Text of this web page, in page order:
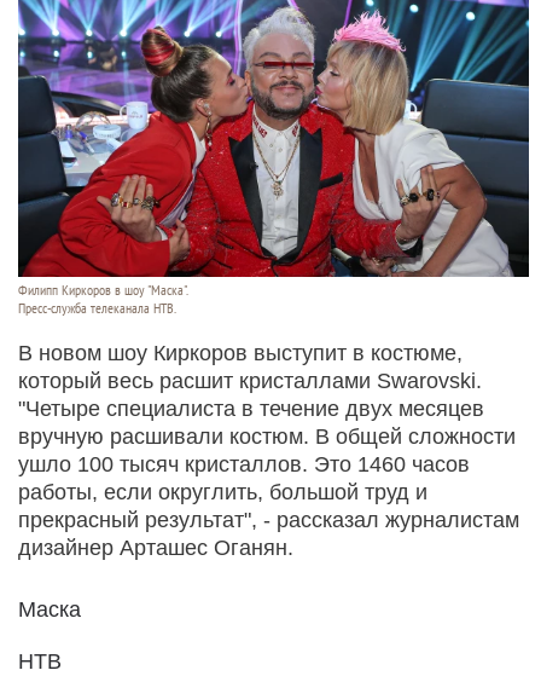
Филипп Киркоров в шоу "Маска".
Пресс-служба телеканала НТВ.
В новом шоу Киркоров выступит в костюме,
который весь расшит кристаллами Swarovski.
"Четыре специалиста в течение двух месяцев
вручную расшивали костюм. В общей сложности
ушло 100 тысяч кристаллов. Это 1460 часов
работы, если округлить, большой труд и
прекрасный результат", - рассказал журналистам
дизайнер Арташес Оганян.
Маска
НТВ